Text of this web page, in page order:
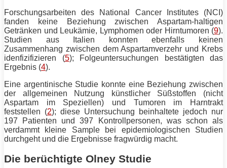
Forschungsarbeiten des National Cancer Institutes (NCI)
fanden keine Beziehung zwischen Aspartam-haltigen
Getränken und Leukämie, Lymphomen oder Hirntumoren (9).
Studien aus Italien konnten ebenfalls keinen
Zusammenhang zwischen dem Aspartamverzehr und Krebs
idenfizifizieren (5); Folgeuntersuchungen bestätigten das
Ergebnis (4).
Eine argentinische Studie konnte eine Beziehung zwischen
der allgemeinen Nutzung künstlicher Süßstoffen (nicht
Aspartam im Speziellen) und Tumoren im Harntrakt
feststellen (2); diese Untersuchung beinhaltete jedoch nur
197 Patienten und 397 Kontrollpersonen, was schon als
verdammt kleine Sample bei epidemiologischen Studien
durchgeht und die Ergebnisse fragwürdig macht.
Die berüchtigte Olney Studie